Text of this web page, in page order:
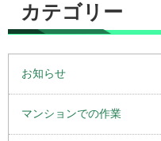
カテゴリー
お知らせ
マンションでの作業